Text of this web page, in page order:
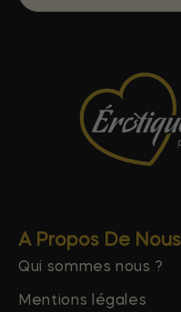
A Propos De Nous
Qui sommes nous ?
Mentions légales